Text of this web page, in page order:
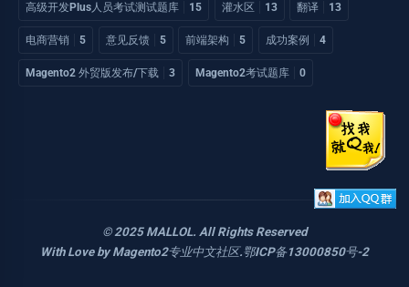
高级开发Plus人员考试测试题库 15 灌水区 13 翻译 13
电商营销 5 意见反馈 5 前端架构 5 成功案例 4
Magento2 外贸版发布/下载 3 Magento2考试题库 0
© 2025 MALLOL. All Rights Reserved
With Love by Magento2专业中文社区.鄂ICP备13000850号-2